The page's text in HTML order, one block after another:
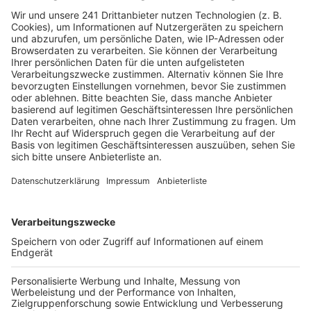
Anzeige
Haftbefehl im Megapark
Anzeige
ist der Rapper Haftbefehl - da bekommt der
Anzeige